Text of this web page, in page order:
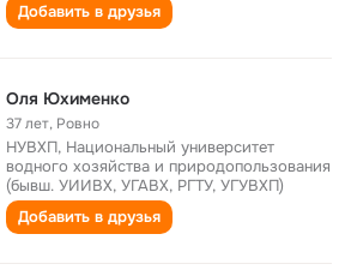
Добавить в друзья
Оля Юхименко
37 лет, Ровно
НУВХП, Национальный университет
водного хозяйства и природопользования
(бывш. УИИВХ, УГАВХ, РГТУ, УГУВХП)
Добавить в друзья